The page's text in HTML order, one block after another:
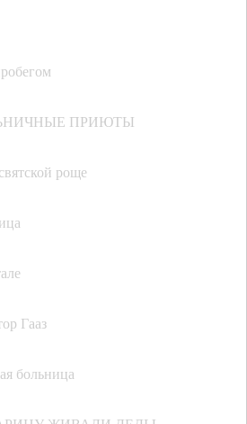
ПРИЮТЫ
роще
Гааз
больница